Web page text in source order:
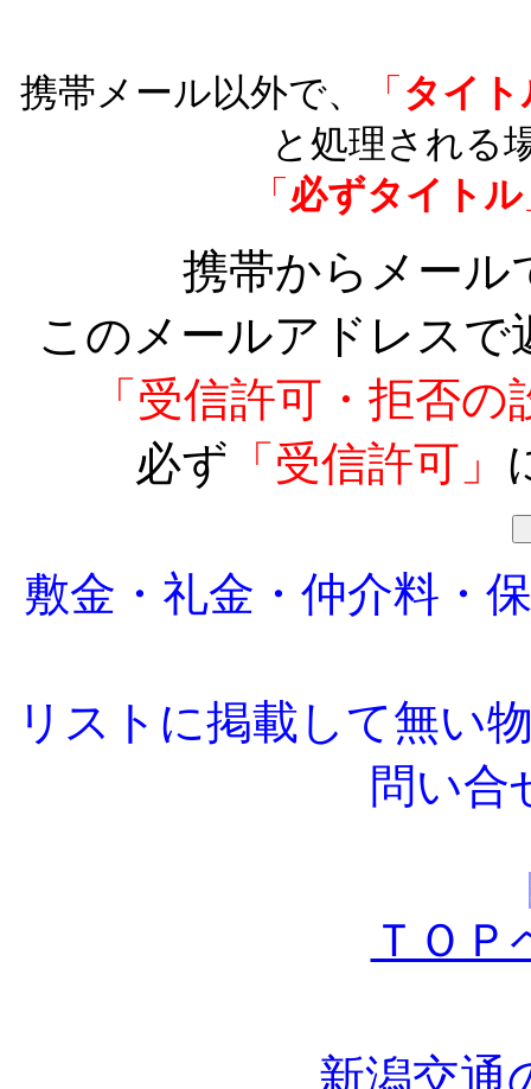
携帯メール以外で、 「 タイ
と処理される
「 必ずタイトル
携帯からメール
このメールアドレス
「受信許可・拒否の
必ず 「受信許可」
敷金・礼金・仲介料・
リストに掲載して無い
問い合
ＴＯ
新潟交通